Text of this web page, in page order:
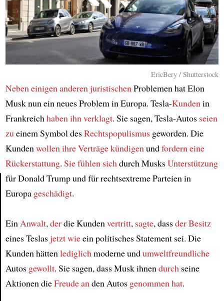
EricBery / Shutterstock
Nebeneinigen anderen juristischenProblemen hat Elon
Musk nun ein neues Problem in Europa. Tesla-Kundenin
Frankreichhaben ihn verklagt. Sie sagen, Tesla-Autos seien
zueinem Symbol desRechtspopulismusgeworden. Die
Kundenwollenihre Verträge kündigenundfordern eine
Rückerstattung. Sie fühlen sichdurch MusksUnterstützung
für Donald Trump und für rechtsextreme Parteien in
Europa geschädigt.
EinAnwalt,derdie Kundenvertritt, sagte, dassder Besitz
eines Teslasjetzt wieein politisches Statement sei. Die
Kunden hättenlediglichmoderne undumweltfreundliche
Autos gewollt. Sie sagen, dass Musk ihnendurchseine
Aktionen dieFreude anden Autos genommen hat.